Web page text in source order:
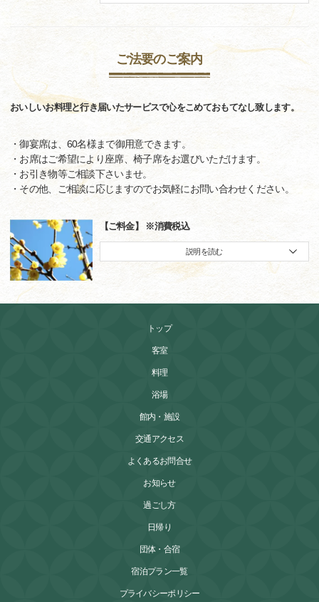
ご法要のご案内
おいしいお料理と行き届いたサービスで心をこめておもてなし致します。
・御宴席は、60名様まで御用意できます。
・お席はご希望により座席、椅子席をお選びいただけます。
・お引き物等ご相談下さいませ。
・その他、ご相談に応じますのでお気軽にお問い合わせください。
【ご料金】 ※消費税込
説明を読む
トップ
客室
料理
浴場
館内・施設
交通アクセス
よくあるお問合せ
お知らせ
過ごし方
日帰り
団体・合宿
宿泊プラン一覧
プライバシーポリシー